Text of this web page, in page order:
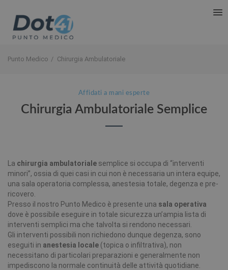
Punto Medico Chirurgia Ambulatoriale
Affidati a mani esperte
Chirurgia Ambulatoriale Semplice
La chirurgia ambulatoriale semplice si occupa di “interventi
minori”, ossia di quei casi in cui non è necessaria un intera equipe,
una sala operatoria complessa, anestesia totale, degenza e pre-
ricovero.
Presso il nostro Punto Medico è presente una sala operativa
dove è possibile eseguire in totale sicurezza un’ampia lista di
interventi semplici ma che talvolta si rendono necessari.
Gli interventi possibili non richiedono dunque degenza, sono
eseguiti in anestesia locale (topica o infiltrativa), non
necessitano di particolari preparazioni e generalmente non
impediscono la normale continuità delle attività quotidiane.